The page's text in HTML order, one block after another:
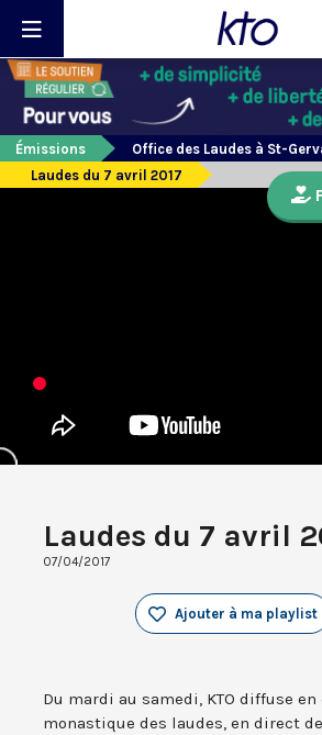
Émissions
Office des Laudes à St-
Laudes du 7 avril 2017
Laudes du 7 avril
07/04/2017
Ajouter à ma playlist
Du mardi au samedi, KTO diffuse
monastique des laudes, en direct